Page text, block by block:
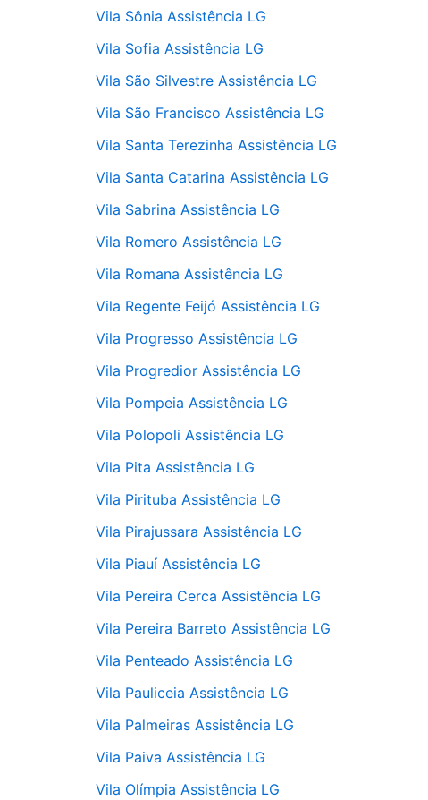
Vila Sônia Assistência LG
Vila Sofia Assistência LG
Vila São Silvestre Assistência LG
Vila São Francisco Assistência LG
Vila Santa Terezinha Assistência LG
Vila Santa Catarina Assistência LG
Vila Sabrina Assistência LG
Vila Romero Assistência LG
Vila Romana Assistência LG
Vila Regente Feijó Assistência LG
Vila Progresso Assistência LG
Vila Progredior Assistência LG
Vila Pompeia Assistência LG
Vila Polopoli Assistência LG
Vila Pita Assistência LG
Vila Pirituba Assistência LG
Vila Pirajussara Assistência LG
Vila Piauí Assistência LG
Vila Pereira Cerca Assistência LG
Vila Pereira Barreto Assistência LG
Vila Penteado Assistência LG
Vila Pauliceia Assistência LG
Vila Palmeiras Assistência LG
Vila Paiva Assistência LG
Vila Olímpia Assistência LG